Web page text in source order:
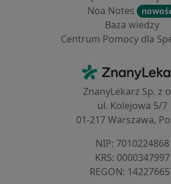
Noa Notes
Baza wiedzy
Centrum Pomocy dla
ZnanyLekarz Sp. z
ul. Kolejowa 5/7
01-217 Warszawa,
NIP: ⁠7010224868
KRS: ⁠0000347997
REGON: